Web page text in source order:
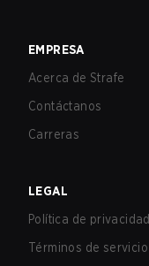
EMPRESA
Acerca de Strafe
Contáctanos
Carreras
LEGAL
Política de privacidad
Términos de servicio